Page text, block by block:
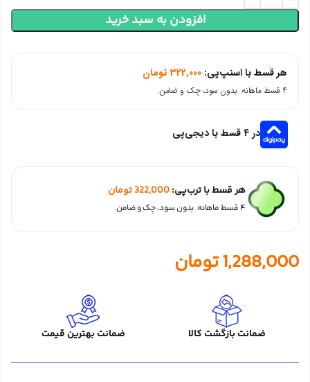
افزودن به سبد خرید
هر قسط با اسنپ‌پی: 322,000 تومان
۴ قسط ماهانه. بدون سود، چک و ضامن.
در ۴ قسط با دیجی‌پی
هر قسط با ترب‌پی:322,000تومان
۴ قسط ماهانه. بدون سود، چک و ضامن.
1,288,000تومان
ضمانت بازگشت کالا ضمانت بهترین قیمت